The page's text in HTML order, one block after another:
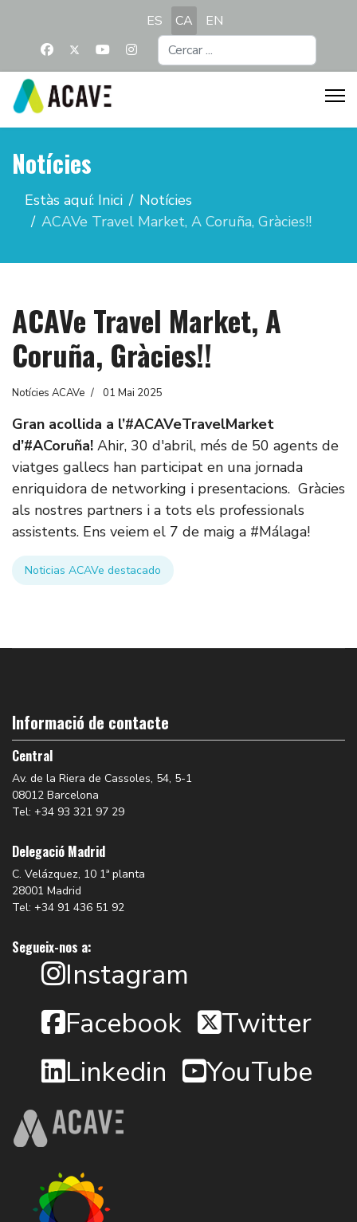
Seleccioni el seu idioma
ES CA EN
...
Notícies
Estàs aquí: Inici
Notícies
ACAVe Travel Market, A Coruña, Gràcies!!
ACAVe Travel Market, A
Coruña, Gràcies!!
Notícies ACAVe 01 Mai 2025
Gran acollida a l’#ACAVeTravelMarket
d’#ACoruña! Ahir, 30 d'abril, més de 50 agents de
viatges gallecs han participat en una jornada
enriquidora de networking i presentacions. Gràcies
als nostres partners i a tots els professionals
assistents. Ens veiem el 7 de maig a #Málaga!
Noticias ACAVe destacado
Informació de contacte
Central
Av. de la Riera de Cassoles, 54, 5-1
08012 Barcelona
Tel: +34 93 321 97 29
Delegació Madrid
C. Velázquez, 10 1ª planta
28001 Madrid
Tel: +34 91 436 51 92
Segueix-nos a:
Instagram
Facebook
Twitter
Linkedin
YouTube